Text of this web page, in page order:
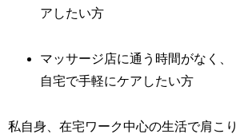
アしたい方
マッサージ店に通う時間がなく、
自宅で手軽にケアしたい方
私自身、在宅ワーク中心の生活で肩こり